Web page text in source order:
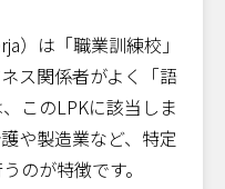
）は「職業訓練校」
ス関係者がよく「語
このLPKに該当しま
や製造業など、特定
のが特徴です。